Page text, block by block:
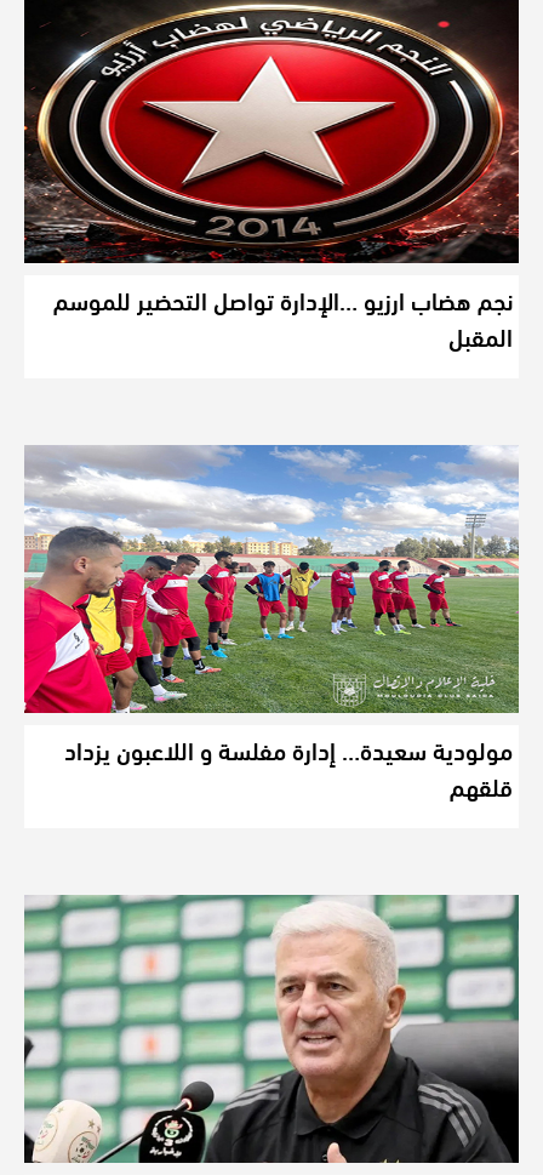
نجم هضاب ارزيو …الإدارة تواصل التحضير للموسم
المقبل
مولودية سعيدة… إدارة مفلسة و اللاعبون يزداد
قلقهم